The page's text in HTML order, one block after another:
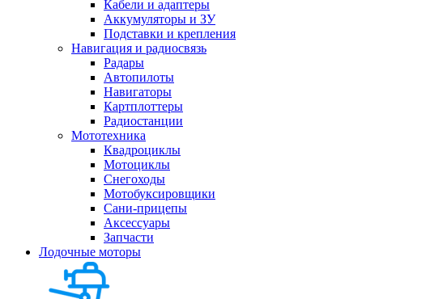
Кабели и адаптеры
Аккумуляторы и ЗУ
Подставки и крепления
Навигация и радиосвязь
Радары
Автопилоты
Навигаторы
Картплоттеры
Радиостанции
Мототехника
Квадроциклы
Мотоциклы
Снегоходы
Мотобуксировщики
Сани-прицепы
Аксессуары
Запчасти
Лодочные моторы